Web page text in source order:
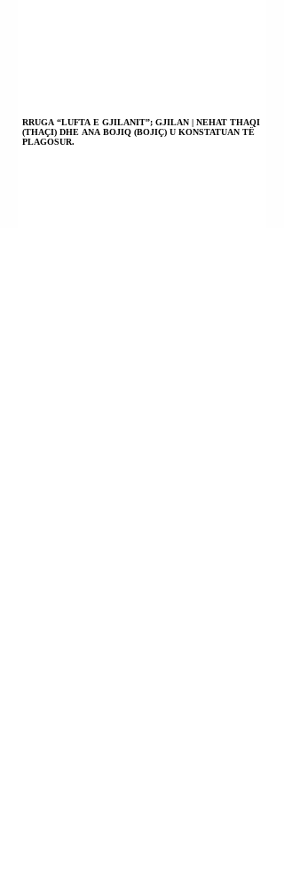
RRUGA “LUFTA E GJILANIT”; GJILAN | NEHAT THAQI
(THAÇI) DHE ANA BOJIQ (BOJIÇ) U KONSTATUAN TË
PLAGOSUR.